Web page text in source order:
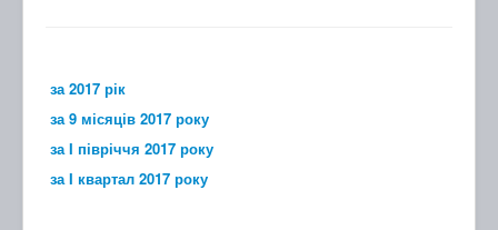
за 2017 рік
за 9 місяців 2017 року
за I півріччя 2017 року
за I квартал 2017 року